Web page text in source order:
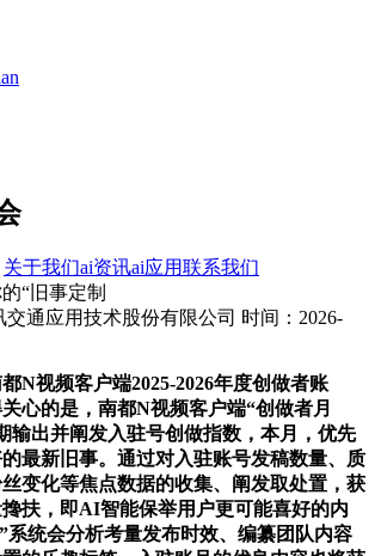
关于我们ai资讯ai应用联系我们
“旧事定制
通应用技术股份有限公司 时间：2026-
视频客户端2025-2026年度创做者账
心的是，南都N视频客户端“创做者月
输出并阐发入驻号创做指数，本月，优先
最新旧事。通过对入驻账号发稿数量、质
变化等焦点数据的收集、阐发取处置，获
扶，即AI智能保举用户更可能喜好的内
系统会分析考量发布时效、编纂团队内容